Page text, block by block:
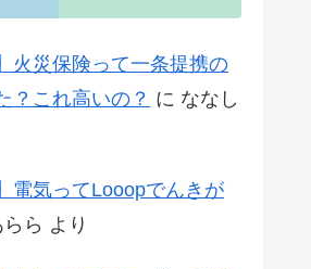
火災保険って一条提携の
？これ高いの？ に ななし
電気ってLooopでんきが
らら より